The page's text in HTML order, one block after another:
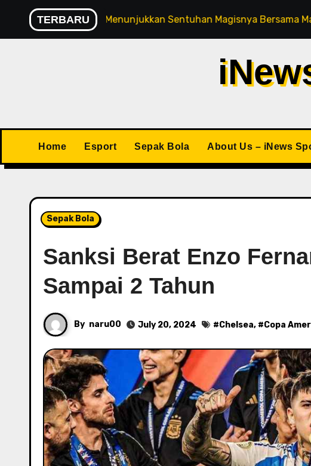
content
TERBARU
Kembali Menunjukkan Sentuhan Magisnya Bersama Manchester
Home Esport Sepak Bola About Us – iNews
Sepak Bola
Sanksi Berat Enzo
Sampai 2 Tahun
By naru00 July 20, 2024 #Chelsea, #Copa